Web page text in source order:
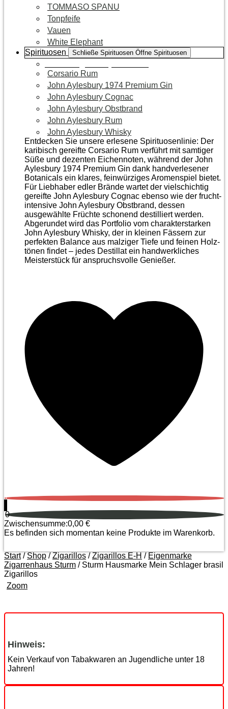
TOMMASO SPANU
Tonpfeife
Vauen
White Elephant
Spirituosen
Schließe Spirituosen Öffne Spirituosen
Corsario Rum
John Aylesbury 1974 Premium Gin
John Aylesbury Cognac
John Aylesbury Obstbrand
John Aylesbury Rum
John Aylesbury Whisky
Entdecken Sie unsere erlesene Spirituosenlinie: Der
karibisch gereifte Corsario Rum verführt mit samtiger
Süße und dezenten Eichen­noten, während der John
Aylesbury 1974 Premium Gin dank handverlesener
Botanicals ein klares, feinwürziges Aromenspiel bietet.
Für Liebhaber edler Brände wartet der vielschichtig
gereifte John Aylesbury Cognac ebenso wie der frucht­
intensive John Aylesbury Obstbrand, dessen
ausgewählte Früchte schonend destilliert werden.
Abgerundet wird das Portfolio vom charakterstarken
John Aylesbury Whisky, der in kleinen Fässern zur
perfekten Balance aus malziger Tiefe und feinen Holz­
tönen findet – jedes Destillat ein handwerkliches
Meister­stück für anspruchsvolle Genießer.
0
0
Zwischensumme:0,00 €
Es befinden sich momentan keine Produkte im Warenkorb.
Start/ Shop /Zigarillos /Zigarillos E-H / Eigenmarke
Zigarrenhaus Sturm / Sturm Hausmarke Mein Schlager brasil
Zigarillos
Zoom
Hinweis:
Kein Verkauf von Tabakwaren an Jugendliche unter 18
Jahren!